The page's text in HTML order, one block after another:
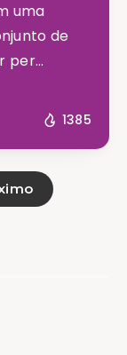
uma
de
per...
1385